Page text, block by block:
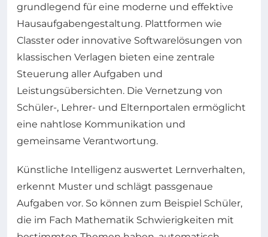
grundlegend für eine moderne und effektive
Hausaufgabengestaltung. Plattformen wie
Classter oder innovative Softwarelösungen von
klassischen Verlagen bieten eine zentrale
Steuerung aller Aufgaben und
Leistungsübersichten. Die Vernetzung von
Schüler-, Lehrer- und Elternportalen ermöglicht
eine nahtlose Kommunikation und
gemeinsame Verantwortung.
Künstliche Intelligenz auswertet Lernverhalten,
erkennt Muster und schlägt passgenaue
Aufgaben vor. So können zum Beispiel Schüler,
die im Fach Mathematik Schwierigkeiten mit